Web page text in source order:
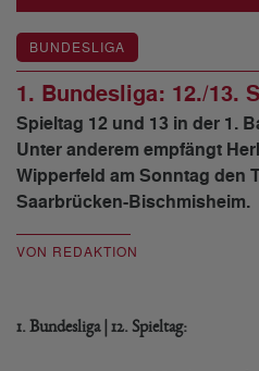
BUNDESLIGA
1. Bundesliga: 12./13.
Spieltag 12 und 13 in der 1.
Unter anderem empfängt
Wipperfeld am Sonntag den
Saarbrücken-Bischmisheim.
VON REDAKTION
1. Bundesliga | 12. Spieltag: